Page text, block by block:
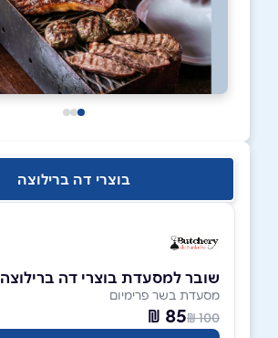
בוצרי דה ברילוצה
שובר למסעדת בוצרי דה ברילוצה
מסעדת בשר פרימיום
100 ₪
85 ₪